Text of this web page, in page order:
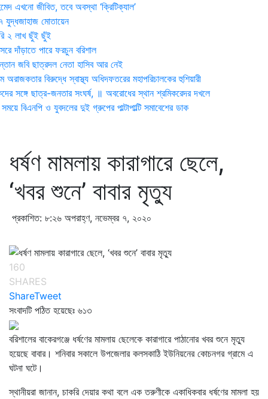
এখনো জীবিত, তবে অবস্থা ‘ক্রিটিক্যাল’
যুদ্ধজাহাজ মোতায়েন
২ লাখ ছুঁই ছুঁই
দাঁড়াতে পারে ফরচুন বরিশাল
জবি ছাত্রদল নেতা হাসিব আর নেই
অরাজকতার বিরুদ্ধে স্বাস্থ্য অধিদফতরের মহাপরিচালকের হুশিয়ারী
সঙ্গে ছাত্র-জনতার সংঘর্ষ, ॥ অবরোধের স্থান শ্রমিকরেদর দখলে
বিএনপি ও যুবদলের দুই গ্রুপের পাল্টাপাল্টি সমাবেশের ডাক
ধর্ষণ মামলায় কারাগারে ছেলে,
‘খবর শুনে’ বাবার মৃত্যু
প্রকাশিত: ৮:২৬ অপরাহ্ণ, নভেম্বর ৭, ২০২০
160
SHARES
ShareTweet
সংবাদটি পঠিত হয়েছেঃ ৬১৩
বরিশালের বাকেরগঞ্জে ধর্ষণের মামলায় ছেলেকে কারাগারে পাঠানোর খবর শুনে মৃত্যু
হয়েছে বাবার। শনিবার সকালে উপজেলার কলসকাঠি ইউনিয়নের কোচনগর গ্রামে এ
ঘটনা ঘটে।
স্থানীয়রা জানান, চাকরি দেয়ার কথা বলে এক তরুণীকে একাধিকবার ধর্ষণের মামলা হয়